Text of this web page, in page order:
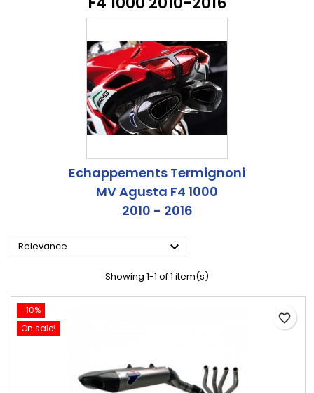
Echappements Termignoni
MV Agusta F4 1000
2010 - 2016
Relevance 
Showing 1-1 of 1 item(s)
-10%
On sale!
favorite_border